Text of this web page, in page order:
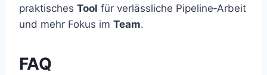
praktisches Tool für verlässliche Pipeline‑Arbeit
und mehr Fokus im Team.
FAQ